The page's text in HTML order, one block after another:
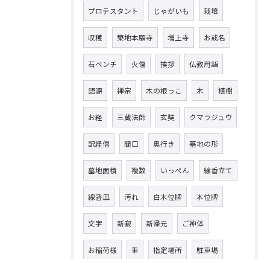
プロテスタント じゃがいも 栽培
収穫 築地本願寺 増上寺 お戒名
石ベンチ 火傷 挨拶 仏教用語
語源 禅宗 木の根っこ 木 植樹
お経 三蔵法師 玄奘 クマラジュウ
訳経僧 間口 奥行き 墓地の形
墓地面積 複数 いっぺん 線香立て
線香皿 汚れ 白木位牌 本位牌
文字 新寂 新帰元 ご神体
お稲荷様 車 指定場所 駐車場